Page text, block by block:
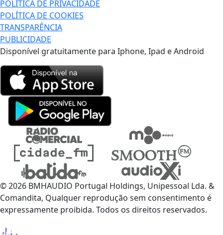
POLÍTICA DE PRIVACIDADE
POLÍTICA DE COOKIES
TRANSPARÊNCIA
PUBLICIDADE
Disponível gratuitamente para Iphone, Ipad e Android
© 2026 BMHAUDIO Portugal Holdings, Unipessoal Lda. &
Comandita, Qualquer reprodução sem consentimento é
expressamente proibida. Todos os direitos reservados.